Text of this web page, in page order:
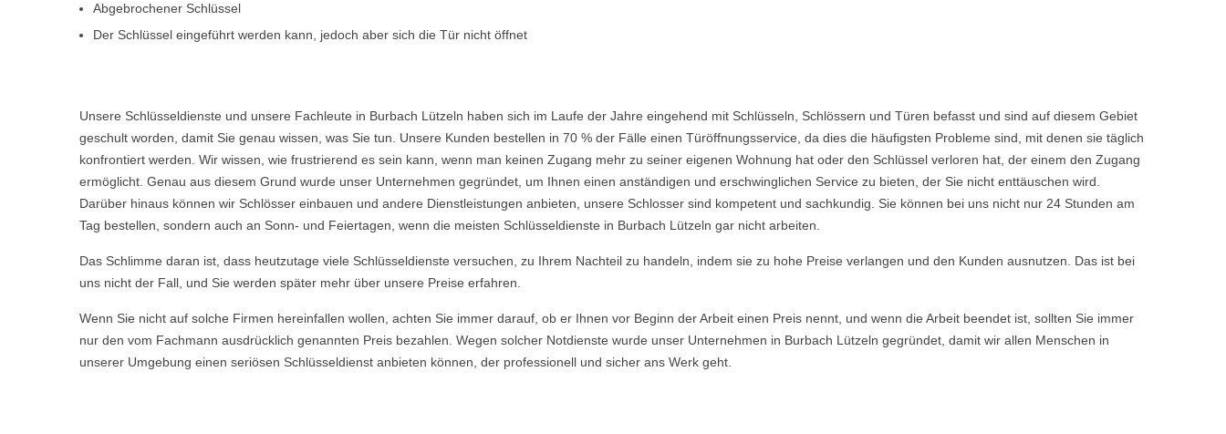
Abgebrochener Schlüssel
Der Schlüssel eingeführt werden kann, jedoch aber sich die Tür nicht öffnet
Unsere Schlüsseldienste und unsere Fachleute in Burbach Lützeln haben sich im Laufe der Jahre eingehend mit Schlüsseln, Schlössern und Türen befasst und sind auf diesem Gebiet
geschult worden, damit Sie genau wissen, was Sie tun. Unsere Kunden bestellen in 70 % der Fälle einen Türöffnungsservice, da dies die häufigsten Probleme sind, mit denen sie täglich
konfrontiert werden. Wir wissen, wie frustrierend es sein kann, wenn man keinen Zugang mehr zu seiner eigenen Wohnung hat oder den Schlüssel verloren hat, der einem den Zugang
ermöglicht. Genau aus diesem Grund wurde unser Unternehmen gegründet, um Ihnen einen anständigen und erschwinglichen Service zu bieten, der Sie nicht enttäuschen wird.
Darüber hinaus können wir Schlösser einbauen und andere Dienstleistungen anbieten, unsere Schlosser sind kompetent und sachkundig. Sie können bei uns nicht nur 24 Stunden am
Tag bestellen, sondern auch an Sonn- und Feiertagen, wenn die meisten Schlüsseldienste in Burbach Lützeln gar nicht arbeiten.
Das Schlimme daran ist, dass heutzutage viele Schlüsseldienste versuchen, zu Ihrem Nachteil zu handeln, indem sie zu hohe Preise verlangen und den Kunden ausnutzen. Das ist bei
uns nicht der Fall, und Sie werden später mehr über unsere Preise erfahren.
Wenn Sie nicht auf solche Firmen hereinfallen wollen, achten Sie immer darauf, ob er Ihnen vor Beginn der Arbeit einen Preis nennt, und wenn die Arbeit beendet ist, sollten Sie immer
nur den vom Fachmann ausdrücklich genannten Preis bezahlen. Wegen solcher Notdienste wurde unser Unternehmen in Burbach Lützeln gegründet, damit wir allen Menschen in
unserer Umgebung einen seriösen Schlüsseldienst anbieten können, der professionell und sicher ans Werk geht.